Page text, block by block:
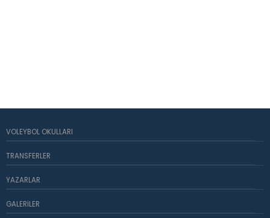
VOLEYBOL OKULLARI
TRANSFERLER
YAZARLAR
GALERILER